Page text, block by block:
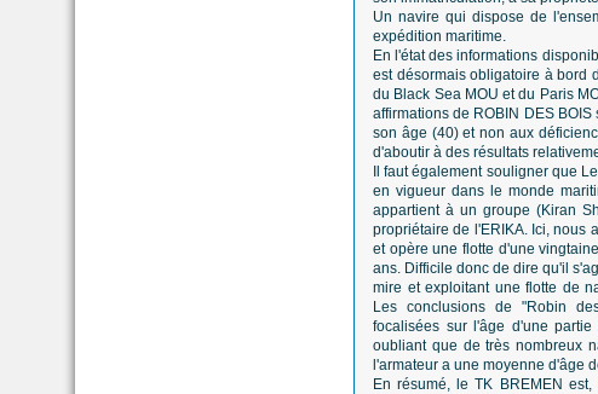
Un navire qui dispose de
expédition maritime.
En l'état des informations
est désormais obligatoire à bord
du Black Sea MOU et du Paris
affirmations de ROBIN DES
son âge (40) et non aux
d'aboutir à des résultats
Il faut également souligner que
en vigueur dans le monde
appartient à un groupe (Kiran
propriétaire de l'ERIKA. Ici, nous
et opère une flotte d'une
ans. Difficile donc de dire qu'il
mire et exploitant une flotte de
Les conclusions de "Robin
focalisées sur l'âge d'une
oubliant que de très nombreux
l'armateur a une moyenne d'âge
En résumé, le TK BREMEN